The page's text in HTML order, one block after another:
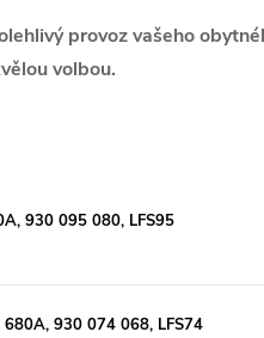
provoz vašeho
volbou.
930 095 080, LFS95
930 074 068, LFS74